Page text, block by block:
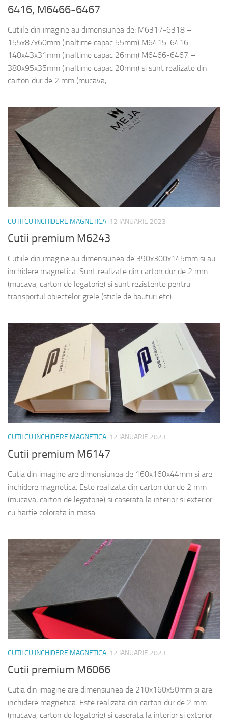
6416, M6466-6467
Cutiile din imagine au dimensiunea de: M6317-6318 –
155x87x60mm (inaltime capac 55mm) M6415-6416 –
140x43x31mm (inaltime capac 26mm) M6466-6467 –
380x95x35mm (inaltime capac 20mm) si sunt realizate din
carton dur de 2 mm (mucava,...
CUTII CU INCHIDERE MAGNETICA 12 IANUARIE 2023
Cutii premium M6243
Cutiile din imagine au dimensiunea de 390x300x145mm si au
inchidere magnetica. Sunt realizate din carton dur de 2 mm
(mucava, carton de legatorie) si sunt rezistente pentru
transportul obiectelor grele (sticle de bauturi etc)....
CUTII CU INCHIDERE MAGNETICA 12 IANUARIE 2023
Cutii premium M6147
Cutia din imagine are dimensiunea de 160x160x44mm si are
inchidere magnetica. Este realizata din carton dur de 2 mm
(mucava, carton de legatorie) si caserata la interior si exterior
cu hartie colorata in masa....
CUTII CU INCHIDERE MAGNETICA 12 IANUARIE 2023
Cutii premium M6066
Cutia din imagine are dimensiunea de 210x160x50mm si are
inchidere magnetica. Este realizata din carton dur de 2 mm
(mucava, carton de legatorie) si caserata la interior si exterior